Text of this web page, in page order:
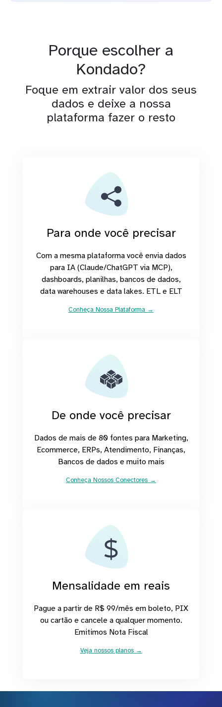
Porque escolher a
Kondado?
Foque em extrair valor dos seus
dados e deixe a nossa
plataforma fazer o resto
Para onde você precisar
Com a mesma plataforma você envia dados
para IA (Claude/ChatGPT via MCP),
dashboards, planilhas, bancos de dados,
data warehouses e data lakes. ETL e ELT
Conheça Nossa Plataforma →
De onde você precisar
Dados de mais de 80 fontes para Marketing,
Ecommerce, ERPs, Atendimento, Finanças,
Bancos de dados e muito mais
Conheça Nossos Conectores →
Mensalidade em reais
Pague a partir de R$ 99/mês em boleto, PIX
ou cartão e cancele a qualquer momento.
Emitimos Nota Fiscal
Veja nossos planos →